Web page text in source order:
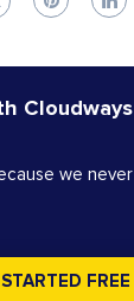
Cloudways
we never
FREE